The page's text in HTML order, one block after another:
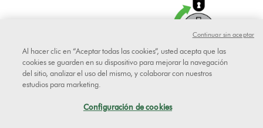
Al hacer clic en “Aceptar todas las cookies”, usted acepta que las
cookies se guarden en su dispositivo para mejorar la navegación
del sitio, analizar el uso del mismo, y colaborar con nuestros
estudios para marketing.
Configuración de cookies
Continuar sin aceptar